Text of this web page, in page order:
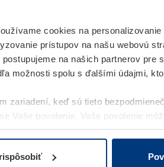
cookies na
prístupov na našu webovú
na našich partnerov pre
možnosti spolu s ďalšími údajmi,
zariadení, keď sú tieto
Vaše povolenie. Vaše povolenie
o ochrane osobných údajovnašej